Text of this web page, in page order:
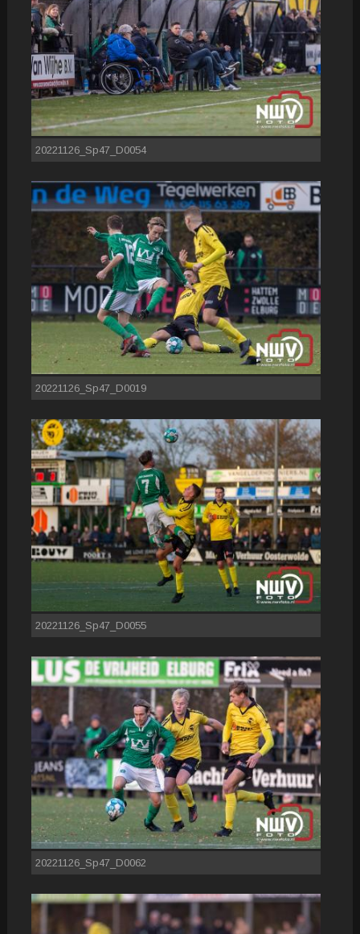
20221126_Sp47_D0054
20221126_Sp47_D0019
20221126_Sp47_D0055
20221126_Sp47_D0062